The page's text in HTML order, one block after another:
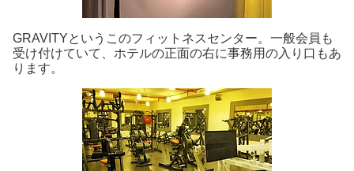
GRAVITYというこのフィットネスセンター。一般会員も
受け付けていて、ホテルの正面の右に事務用の入り口もあ
ります。